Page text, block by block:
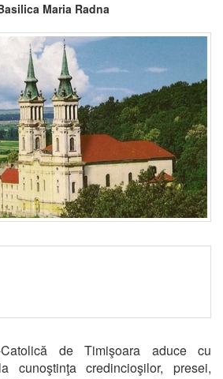
Maria Radna
Catolică de Timişoara aduce cu
cunoştinţa credincioşilor, presei,